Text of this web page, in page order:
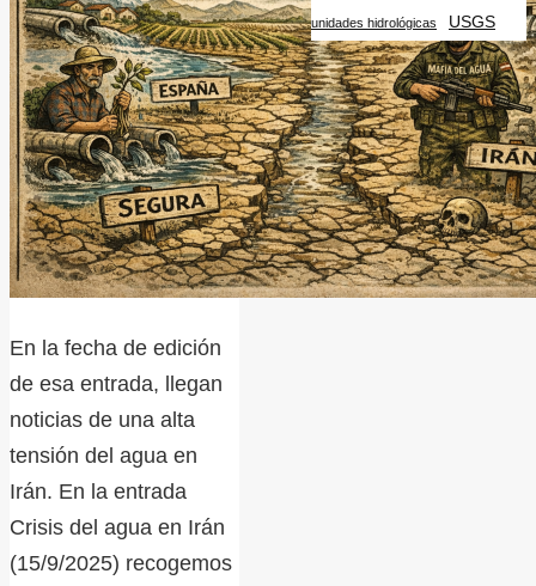
En la fecha de edición
de esa entrada, llegan
noticias de una alta
tensión del agua en
Irán. En la entrada
Crisis del agua en Irán
(15/9/2025) recogemos
unidades hidrológicas USGS